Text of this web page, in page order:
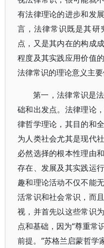
有法律理论的进步和发
言，法律常识既是其研
点，又是其内在的构成
程度及其实践应用价值
法律常识的理论意义主
第一，法律常识是
础和出发点。法律理论
律哲学理论，其目的和
为人类社会尤其是现代
必然选择的根本性理由
存在、发展及其实践运
趣和理论活动不仅不能
活常识和社会常识，而
视，并首先以这些常识
点和基础，因为“尊重常
前提。”苏格兰启蒙哲学